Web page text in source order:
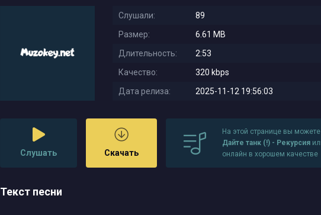
Слушали:
89
Размер:
6.61 MB
Длительность:
2:53
Качество:
320 kbps
Дата релиза:
2025-11-12 19:56:03
Слушать Скачать
На этой странице вы можете
Дайте танк (!) - Рекурсия
онлайн в хорошем качестве
Текст песни